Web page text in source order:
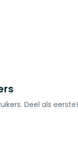
Deel als eerste!